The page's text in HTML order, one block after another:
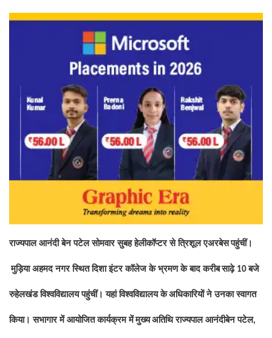
राज्यपाल आनंदी बेन पटेल सोमवार सुबह हेलीकॉप्टर से त्रिशूल एअरबेसपहुंचीं।
मुड़िया अहमद नगर स्थित दिशा इंटर कॉलेज के भ्रमण के बाद करीबसाढ़े 10बजे
रुहेलखंड विश्वविद्यालय पहुंचीं। यहां विश्वविद्यालय केअधिकारियों ने उनका स्वागत
किया। सभागार में आयोजित कार्यक्रम मेंमुख्यअतिथि राज्यपाल आनंदीबेन पटेल,